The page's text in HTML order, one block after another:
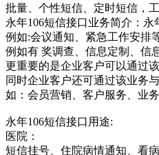
批量、个性短信、定时短信，
永年106短信接口业务简介：
例如:会议通知、紧急工作安排
例如有 奖调查、信息定制、信
更重要的是企业客户可以通过
同时企业客户还可通过该业务
如：会员营销、客户服务、业
永年106短信接口用途:
医院：
短信挂号、住院病情通知、看